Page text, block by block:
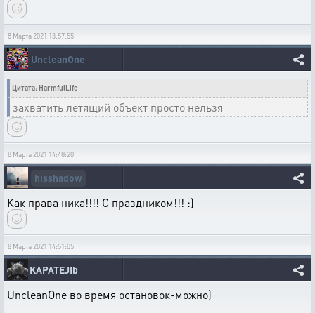
8 Марта 2021 13:57:55
UncleanOne
Цитата: HarmfulLife
захватить летящий объект просто нельзя
8 Марта 2021 14:48:20
hisshadow
Как права ника!!!! С праздником!!! :)
8 Марта 2021 14:51:05
KAPATEJIb
UncleanOne во время остановок-можно)